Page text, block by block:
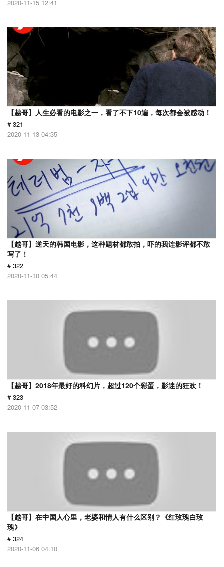
2020-11-15 12:41
【越哥】人生必看的电影之一，看了不下10遍，每次都会被感动！
# 321
2020-11-13 04:35
【越哥】逆天的韩国电影，这种题材都敢拍，吓的我连影评都不敢
写了！
# 322
2020-11-10 05:44
【越哥】2018年最好的科幻片，超过120个彩蛋，影迷的狂欢！
# 323
2020-11-07 03:52
【越哥】在中国人心里，老婆和情人有什么区别？《红玫瑰白玫
瑰》
# 324
2020-11-06 04:10